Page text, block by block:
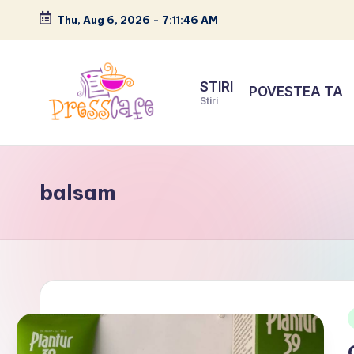
Skip
content
Thu, Aug 6, 2026 - 7:11:47 AM
P
e
s
s
c
a
urbane
STIRI
Stiri
POVESTEA TA
balsam